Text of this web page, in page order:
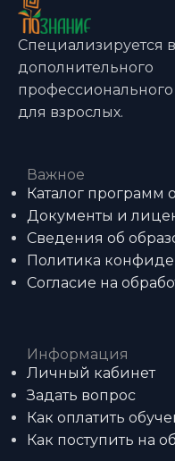
Специализируется
дополнительного
для взрослых.
Важное
Каталог программ
Документы и
Сведения об
Политика
Согласие на
Информация
Личный кабинет
Задать вопрос
Как оплатить
Как поступить на